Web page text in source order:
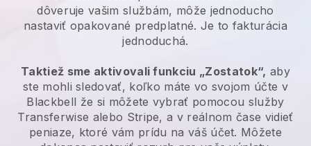
dôveruje vašim službám, môže jednoducho
nastaviť opakované predplatné. Je to fakturácia
jednoduchá.
Taktiež sme aktivovali funkciu „Zostatok“, aby
ste mohli sledovať, koľko máte vo svojom účte v
Blackbell že si môžete vybrať pomocou služby
Transferwise alebo Stripe, a v reálnom čase vidieť
peniaze, ktoré vám prídu na váš účet. Môžete